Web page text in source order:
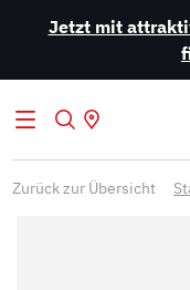
Jetzt mit
Zurück zur Übersicht